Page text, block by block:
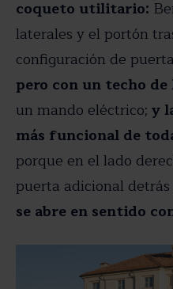
coqueto utilitario:
laterales y el portón
configuración de
pero con un techo de
un mando eléctrico; y
más funcional de
porque en el lado
puerta adicional
se abre en sentido